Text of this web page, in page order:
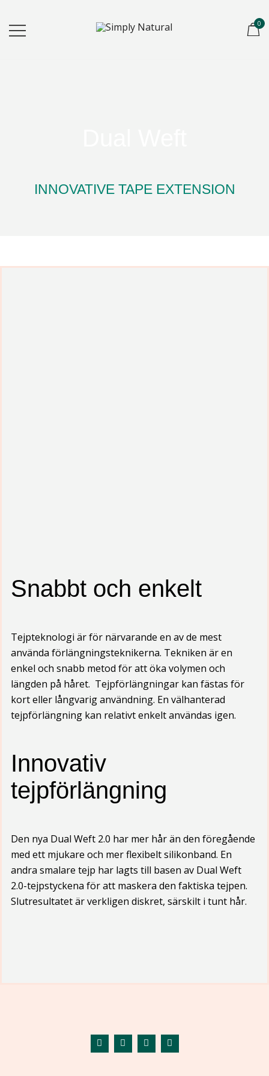
0
INNOVATIVE TAPE EXTENSION
Snabbt och enkelt
Tejpteknologi är för närvarande en av de mest
använda förlängningsteknikerna. Tekniken är en
enkel och snabb metod för att öka volymen och
längden på håret. Tejpförlängningar kan fästas för
kort eller långvarig användning. En välhanterad
tejpförlängning kan relativt enkelt användas igen.
Innovativ
tejpförlängning
Den nya Dual Weft 2.0 har mer hår än den föregående
med ett mjukare och mer flexibelt silikonband. En
andra smalare tejp har lagts till basen av Dual Weft
2.0-tejpstyckena för att maskera den faktiska tejpen.
Slutresultatet är verkligen diskret, särskilt i tunt hår.